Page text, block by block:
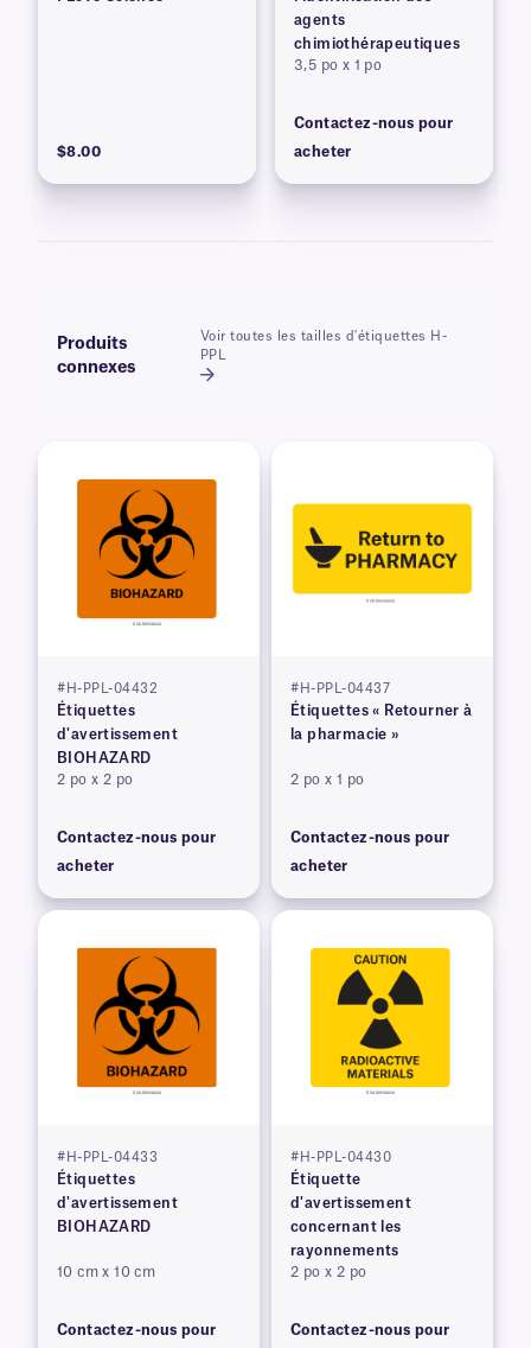
$8.00
agents
chimiothérapeutiques
3,5 po x 1 po
Contactez-nous pour
acheter
Produits
connexes
Voir toutes les tailles d'étiquettes H-
PPL
#H-PPL-04432
Étiquettes
d'avertissement
BIOHAZARD
2 po x 2 po
Contactez-nous pour
acheter
#H-PPL-04437
Étiquettes « Retourner à
la pharmacie »
2 po x 1 po
Contactez-nous pour
acheter
#H-PPL-04433
Étiquettes
d'avertissement
BIOHAZARD
10 cm x 10 cm
Contactez-nous pour
#H-PPL-04430
Étiquette
d'avertissement
concernant les
rayonnements
2 po x 2 po
Contactez-nous pour